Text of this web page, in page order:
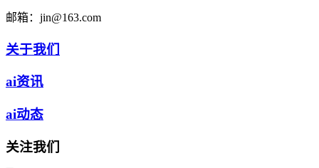
邮箱： jin@163.com
关于我们
ai资讯
ai动态
关注我们